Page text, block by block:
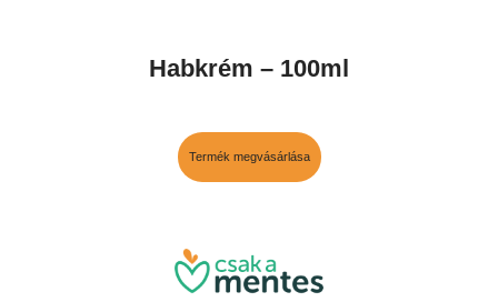
Habkrém – 100ml
Termék megvásárlása